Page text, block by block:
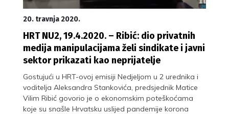
20. travnja 2020.
HRT NU2, 19.4.2020. – Ribić: dio privatnih
medija manipulacijama želi sindikate i javni
sektor prikazati kao neprijatelje
Gostujući u HRT-ovoj emisiji Nedjeljom u 2 urednika i
voditelja Aleksandra Stankovića, predsjednik Matice
Vilim Ribić govorio je o ekonomskim poteškoćama
koje su snašle Hrvatsku uslijed pandemije korona